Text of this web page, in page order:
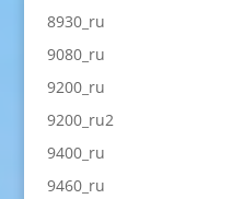
8930_ru
9080_ru
9200_ru
9200_ru2
9400_ru
9460_ru